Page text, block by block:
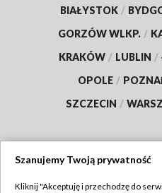
BIAŁYSTOK /
GORZÓW WLKP. /
KRAKÓW / LUBLIN /
OPOLE /
SZCZECIN /
Szanujemy Twoją prywatność
Kliknij "Akceptuję i przechodzę do